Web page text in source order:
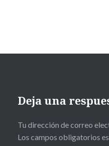
Deja una
Tu dirección de correo
Los campos obligatorios